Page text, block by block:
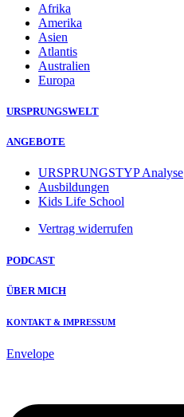
Afrika
Amerika
Asien
Atlantis
Australien
Europa
URSPRUNGSWELT
ANGEBOTE
URSPRUNGSTYP Analyse
Ausbildungen
Kids Life School
Vertrag widerrufen
PODCAST
ÜBER MICH
KONTAKT & IMPRESSUM
Envelope